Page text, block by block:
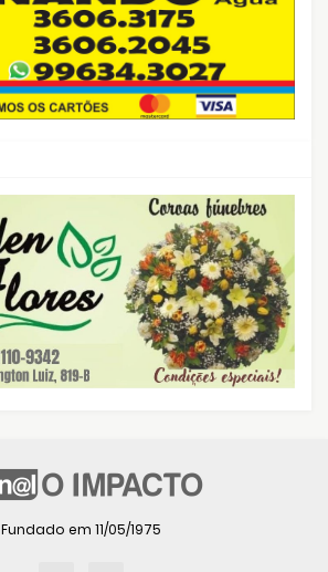
Fundado em 11/05/1975